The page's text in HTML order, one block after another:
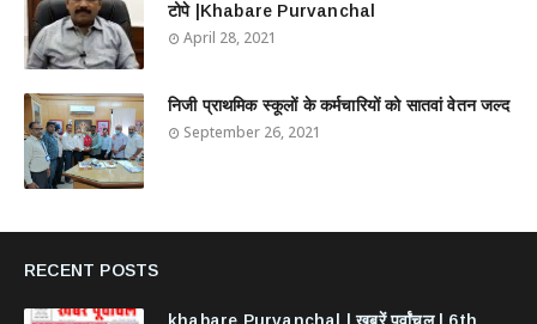
टोपे |Khabare Purvanchal
April 28, 2021
निजी प्राथमिक स्कूलों के कर्मचारियों को सातवां वेतन जल्द
September 26, 2021
RECENT POSTS